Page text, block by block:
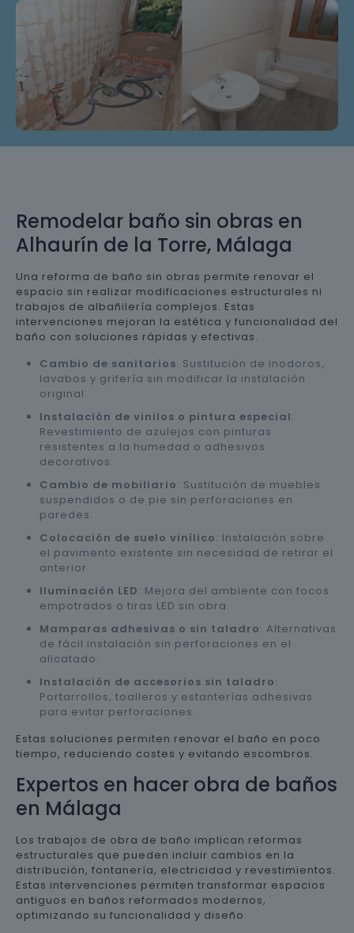
Remodelar baño sin obras en
Alhaurín de la Torre, Málaga
Una reforma de baño sin obras permite renovar el
espacio sin realizar modificaciones estructurales ni
trabajos de albañilería complejos. Estas
intervenciones mejoran la estética y funcionalidad del
baño con soluciones rápidas y efectivas.
Cambio de sanitarios: Sustitución de inodoros,
lavabos y grifería sin modificar la instalación
original.
Instalación de vinilos o pintura especial:
Revestimiento de azulejos con pinturas
resistentes a la humedad o adhesivos
decorativos.
Cambio de mobiliario: Sustitución de muebles
suspendidos o de pie sin perforaciones en
paredes.
Colocación de suelo vinílico: Instalación sobre
el pavimento existente sin necesidad de retirar el
anterior.
Iluminación LED: Mejora del ambiente con focos
empotrados o tiras LED sin obra.
Mamparas adhesivas o sin taladro: Alternativas
de fácil instalación sin perforaciones en el
alicatado.
Instalación de accesorios sin taladro:
Portarrollos, toalleros y estanterías adhesivas
para evitar perforaciones.
Estas soluciones permiten renovar el baño en poco
tiempo, reduciendo costes y evitando escombros.
Expertos en hacer obra de baños
en Málaga
Los trabajos de obra de baño implican reformas
estructurales que pueden incluir cambios en la
distribución, fontanería, electricidad y revestimientos.
Estas intervenciones permiten transformar espacios
antiguos en baños reformados modernos,
optimizando su funcionalidad y diseño.